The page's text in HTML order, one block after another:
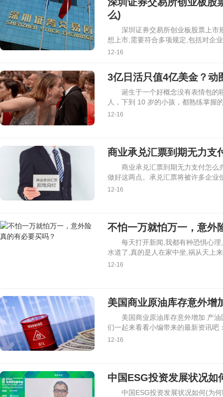
么)
深圳证券交易所创业板股票上市
想上市,需要符合多项规定,包括对企
12-16
3亿日活只值4亿美金？
诞生于一个好概念没有表情包的
人，下到 10 岁的小孩，都熟练掌握
12-16
商业承兑汇票到期无力支
商业承兑汇票到期无力支付怎么
做好这两点。承兑汇票将被许多企业
12-16
不怕一万就怕万一，意外
每天打开新闻,我都有种恐惧心
水道了,真的是人在家中坐,祸从天上
12-16
美国商业原油库存意外增
美国商业原油库存意外增加 产
们一起来看看小编带来的最新资讯吧
12-16
中国ESG投资发展状况如
中国ESG投资发展状况如何(为